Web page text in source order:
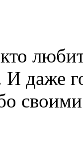
И даже